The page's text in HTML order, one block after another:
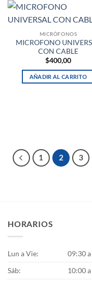
MICRÓFONOS
MICROFONO
CON CABLE
$400,00
AÑADIR AL CARRITO
1 2 3
HORARIOS
Lun a Vie:
09:30
Sáb:
10:00